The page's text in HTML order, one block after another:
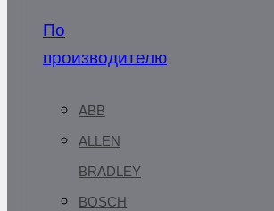
По
производителю
ABB
ALLEN
BRADLEY
BOSCH